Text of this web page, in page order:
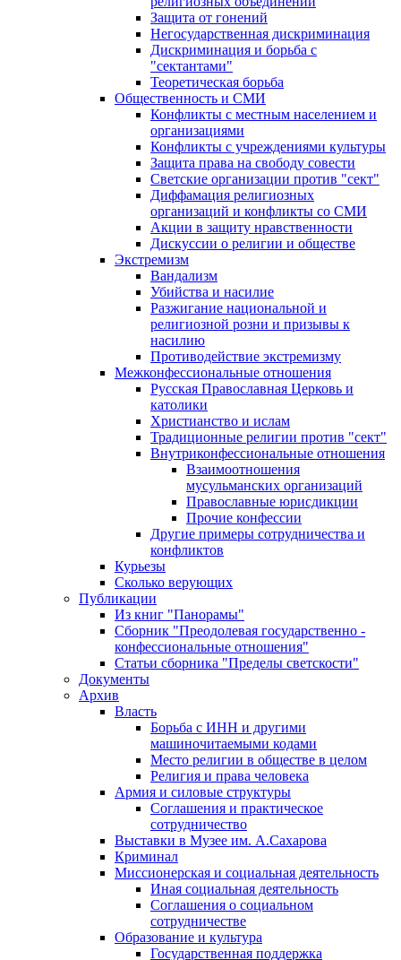
Защита от гонений
Негосударственная дискриминация
Дискриминация и борьба с
"сектантами"
Теоретическая борьба
Общественность и СМИ
Конфликты с местным населением и
организациями
Конфликты с учреждениями культуры
Защита права на свободу совести
Светские организации против "сект"
Диффамация религиозных
организаций и конфликты со СМИ
Акции в защиту нравственности
Дискуссии о религии и обществе
Экстремизм
Вандализм
Убийства и насилие
Разжигание национальной и
религиозной розни и призывы к
насилию
Противодействие экстремизму
Межконфессиональные отношения
Русская Православная Церковь и
католики
Христианство и ислам
Традиционные религии против "сект"
Внутриконфессиональные отношения
Взаимоотношения
мусульманских организаций
Православные юрисдикции
Прочие конфессии
Другие примеры сотрудничества и
конфликтов
Курьезы
Сколько верующих
Публикации
Из книг "Панорамы"
Сборник "Преодолевая государственно -
конфессиональные отношения"
Статьи сборника "Пределы светскости"
Документы
Архив
Власть
Борьба с ИНН и другими
машиночитаемыми кодами
Место религии в обществе в целом
Религия и права человека
Армия и силовые структуры
Соглашения и практическое
сотрудничество
Выставки в Музее им. А.Сахарова
Криминал
Миссионерская и социальная деятельность
Иная социальная деятельность
Соглашения о социальном
сотрудничестве
Образование и культура
Государственная поддержка